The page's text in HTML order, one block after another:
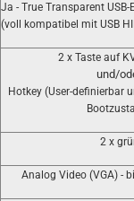
Ja - True Transparent
(voll kompatibel mit USB
2 x Taste auf
und/
Hotkey (User-definierbar
2 x
Analog Video (VGA) -